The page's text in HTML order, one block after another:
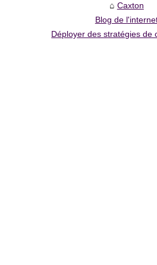
Caxton
Blog de
Déployer des stratégies de